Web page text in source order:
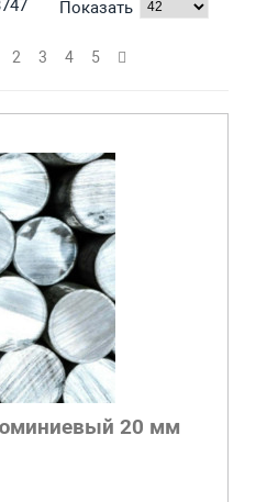
Показать
2 3 4 5
20 мм